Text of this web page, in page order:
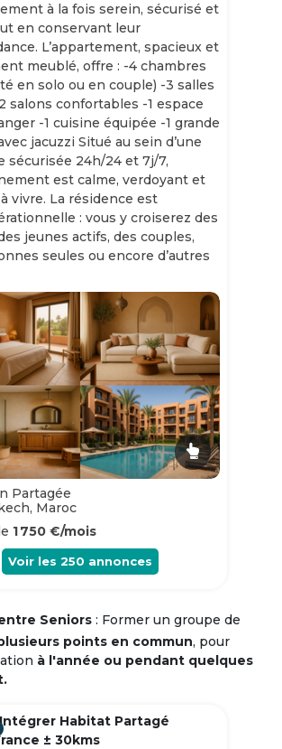
à la fois serein, sécurisé et
en conservant leur
L’appartement, spacieux et
meublé, offre : -4 chambres
en solo ou en couple) -3 salles
salons confortables -1 espace
-1 cuisine équipée -1 grande
jacuzzi Situé au sein d’une
sécurisée 24h/24 et 7j/7,
est calme, verdoyant et
vivre. La résidence est
: vous y croiserez des
jeunes actifs, des couples,
seules ou encore d’autres
Partagée
Maroc
1 750 €/mois
Voir les 250 annonces
Seniors : Former un groupe de
points en commun, pour
à l'année ou pendant quelques
Habitat Partagé
± 30kms